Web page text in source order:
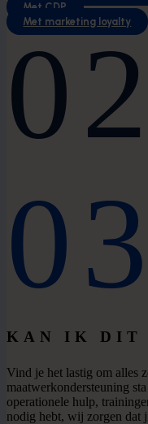
Met CDP
Met marketing loyalty
02
03
KAN IK DIT
Vind je het lastig om alles
maatwerkondersteuning
operationele hulp,
nodig hebt, wij zorgen dat